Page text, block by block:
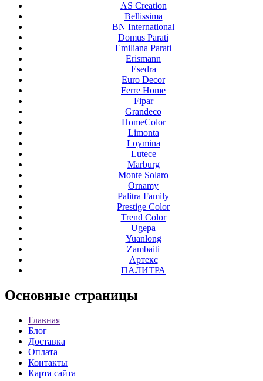
AS Creation
Bellissima
BN International
Domus Parati
Emiliana Parati
Erismann
Esedra
Euro Decor
Ferre Home
Fipar
Grandeco
HomeColor
Limonta
Loymina
Lutece
Marburg
Monte Solaro
Ornamy
Palitra Family
Prestige Color
Trend Color
Ugepa
Yuanlong
Zambaiti
Артекс
ПАЛИТРА
Основные страницы
Главная
Блог
Доставка
Оплата
Контакты
Карта сайта